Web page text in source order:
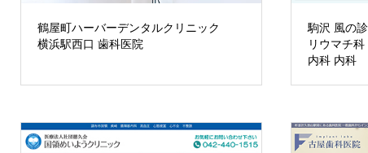
鶴屋町ハーバーデンタルクリニック
横浜駅西口 歯科医院
駒沢 風の
リウマチ
内科 内科